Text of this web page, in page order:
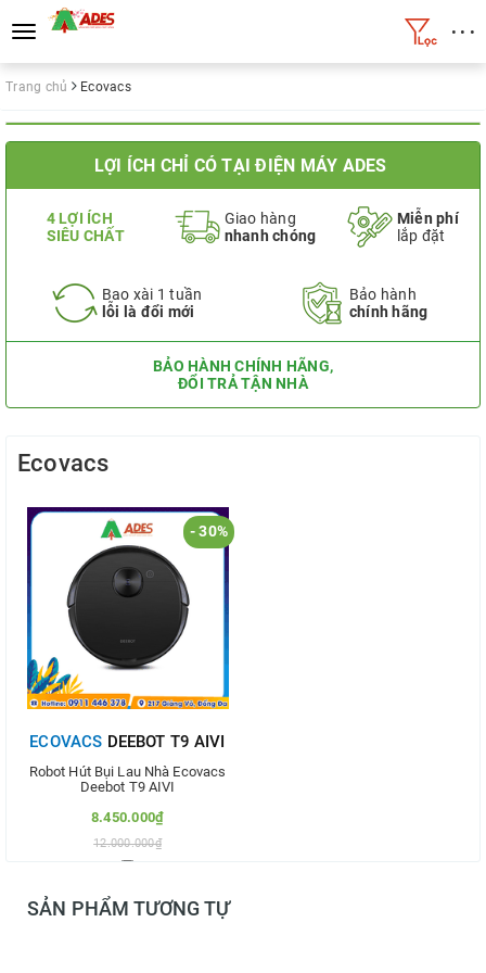
Toggle
navigation
• • •
Trang chủ Ecovacs
LỢI ÍCH CHỈ CÓ TẠI ĐIỆN MÁY ADES
4 LỢI ÍCH
SIÊU CHẤT
Giao hàng
nhanh chóng
Miễn phí
lắp đặt
Bao xài 1 tuần
lỗi là đổi mới
Bảo hành
chính hãng
BẢO HÀNH CHÍNH HÃNG,
ĐỔI TRẢ TẬN NHÀ
Ecovacs
- 30%
ECOVACS DEEBOT T9 AIVI
Robot Hút Bụi Lau Nhà Ecovacs
Deebot T9 AIVI
8.450.000₫
12.000.000₫
Thêm vào so sánh
SẢN PHẨM TƯƠNG TỰ